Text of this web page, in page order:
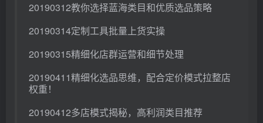
20190312教你选择蓝海类目和优质选品策略
20190314定制工具批量上货实操
20190315精细化店群运营和细节处理
20190411精细化选品思维，配合定价模式拉整店
权重！
20190412多店模式揭秘，高利润类目推荐